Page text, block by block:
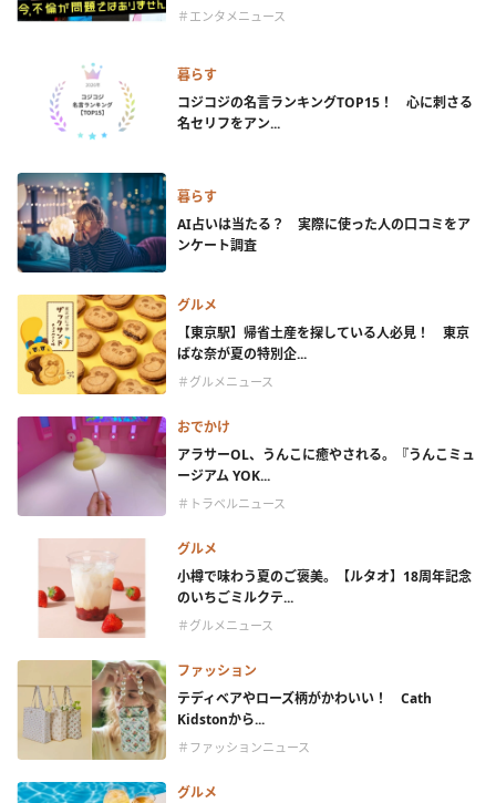
＃エンタメニュース
暮らす
コジコジの名言ランキングTOP15！ 心に刺さる
名セリフをアン...
暮らす
AI占いは当たる？ 実際に使った人の口コミをア
ンケート調査
グルメ
【東京駅】帰省土産を探している人必見！ 東京
ばな奈が夏の特別企...
＃グルメニュース
おでかけ
アラサーOL、うんこに癒やされる。『うんこミュ
ージアム YOK...
＃トラベルニュース
グルメ
小樽で味わう夏のご褒美。【ルタオ】18周年記念
のいちごミルクテ...
＃グルメニュース
ファッション
テディベアやローズ柄がかわいい！ Cath
Kidstonから...
＃ファッションニュース
グルメ